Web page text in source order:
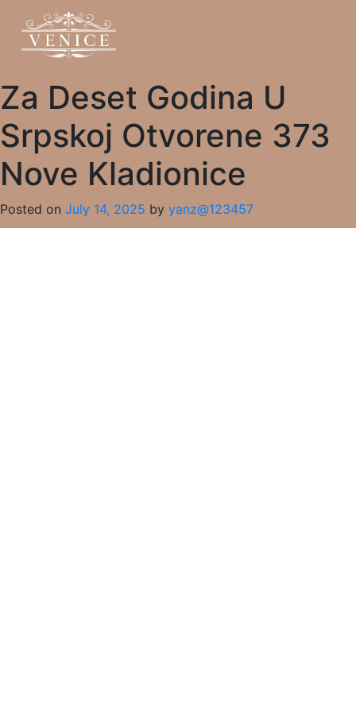
Za Deset Godina U
Srpskoj Otvorene 373
Nove Kladionice
Posted on July 14, 2025 by yanz@123457